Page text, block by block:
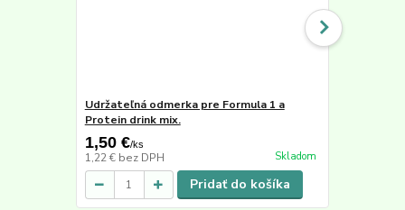
Udržateľná odmerka pre Formula 1 a
Protein drink mix.
1,50 €/ks
1,22 € bez DPH Skladom
Pridať do košíka